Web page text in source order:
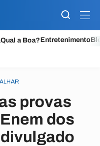
Qual a Boa?Entretenimento
provas
dos